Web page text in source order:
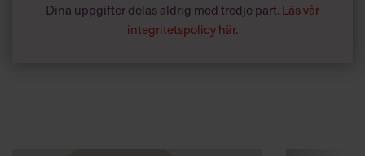
Dina uppgifter delas aldrig med tredje part. Läs vår
integritetspolicy här.